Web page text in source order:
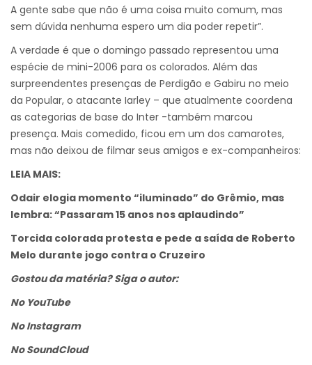
A gente sabe que não é uma coisa muito comum, mas
sem dúvida nenhuma espero um dia poder repetir”.
A verdade é que o domingo passado representou uma
espécie de mini-2006 para os colorados. Além das
surpreendentes presenças de Perdigão e Gabiru no meio
da Popular, o atacante Iarley – que atualmente coordena
as categorias de base do Inter -também marcou
presença. Mais comedido, ficou em um dos camarotes,
mas não deixou de filmar seus amigos e ex-companheiros:
LEIA MAIS:
Odair elogia momento “iluminado” do Grêmio, mas
lembra: “Passaram 15 anos nos aplaudindo”
Torcida colorada protesta e pede a saída de Roberto
Melo durante jogo contra o Cruzeiro
Gostou da matéria? Siga o autor:
No YouTube
No Instagram
No SoundCloud